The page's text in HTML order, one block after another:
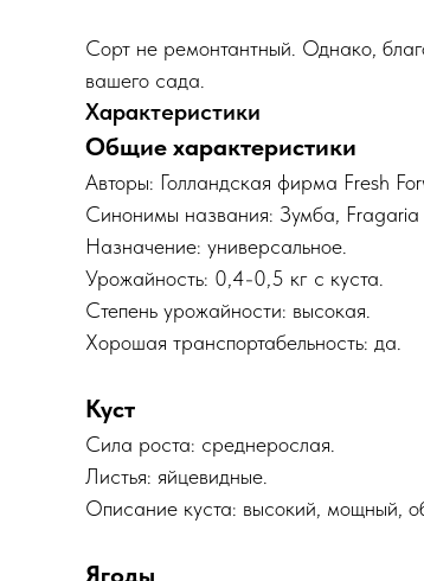
Сорт не ремонтантный. Однако,
вашего сада.
Характеристики
Общие характеристики
Авторы: Голландская фирма Fresh
Синонимы названия: Зумба, Fragaria
Назначение: универсальное.
Урожайность: 0,4-0,5 кг с куста.
Степень урожайности: высокая.
Хорошая транспортабельность: да.
Куст
Сила роста: среднерослая.
Листья: яйцевидные.
Описание куста: высокий, мощный,
Ягоды